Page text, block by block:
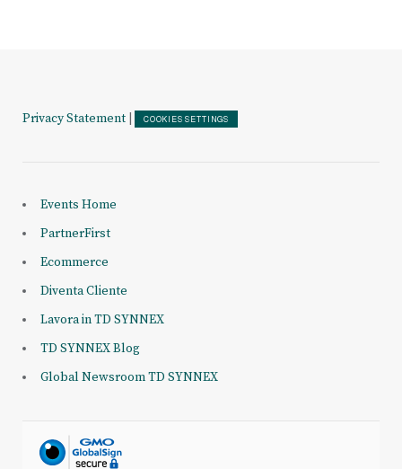
Privacy Statement COOKIES SETTINGS
Events Home
PartnerFirst
Ecommerce
Diventa Cliente
Lavora in TD SYNNEX
TD SYNNEX Blog
Global Newsroom TD SYNNEX